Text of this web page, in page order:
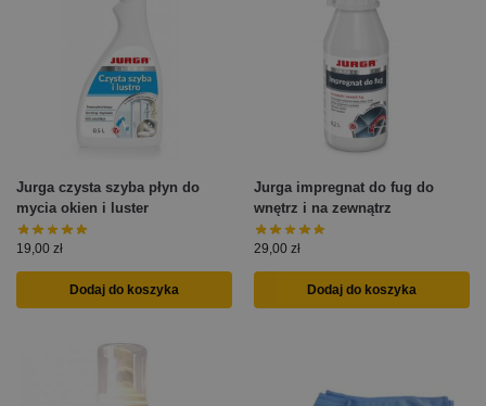
Jurga czysta szyba płyn do
mycia okien i luster
19,00 zł
Dodaj do koszyka
Jurga impregnat do fug do
wnętrz i na zewnątrz
29,00 zł
Dodaj do koszyka